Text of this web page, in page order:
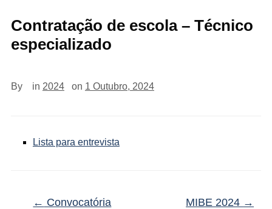
Contratação de escola – Técnico
especializado
By in 2024 on 1 Outubro, 2024
Lista para entrevista
← Convocatória
MIBE 2024 →